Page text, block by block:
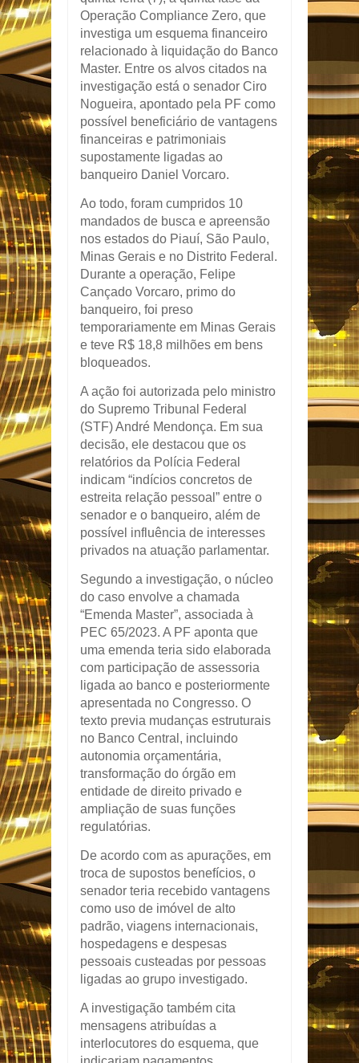
Operação Compliance Zero, que
investiga um esquema financeiro
relacionado à liquidação do Banco
Master. Entre os alvos citados na
investigação está o senador Ciro
Nogueira, apontado pela PF como
possível beneficiário de vantagens
financeiras e patrimoniais
supostamente ligadas ao
banqueiro Daniel Vorcaro.
Ao todo, foram cumpridos 10
mandados de busca e apreensão
nos estados do Piauí, São Paulo,
Minas Gerais e no Distrito Federal.
Durante a operação, Felipe
Cançado Vorcaro, primo do
banqueiro, foi preso
temporariamente em Minas Gerais
e teve R$ 18,8 milhões em bens
bloqueados.
A ação foi autorizada pelo ministro
do Supremo Tribunal Federal
(STF) André Mendonça. Em sua
decisão, ele destacou que os
relatórios da Polícia Federal
indicam “indícios concretos de
estreita relação pessoal” entre o
senador e o banqueiro, além de
possível influência de interesses
privados na atuação parlamentar.
Segundo a investigação, o núcleo
do caso envolve a chamada
“Emenda Master”, associada à
PEC 65/2023. A PF aponta que
uma emenda teria sido elaborada
com participação de assessoria
ligada ao banco e posteriormente
apresentada no Congresso. O
texto previa mudanças estruturais
no Banco Central, incluindo
autonomia orçamentária,
transformação do órgão em
entidade de direito privado e
ampliação de suas funções
regulatórias.
De acordo com as apurações, em
troca de supostos benefícios, o
senador teria recebido vantagens
como uso de imóvel de alto
padrão, viagens internacionais,
hospedagens e despesas
pessoais custeadas por pessoas
ligadas ao grupo investigado.
A investigação também cita
mensagens atribuídas a
interlocutores do esquema, que